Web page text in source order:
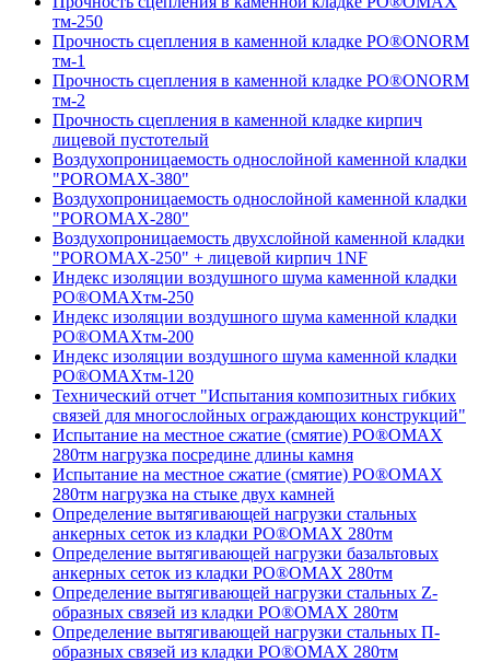
тм-250
Прочность сцепления в каменной кладке PO®ONORM
тм-1
Прочность сцепления в каменной кладке PO®ONORM
тм-2
Прочность сцепления в каменной кладке кирпич
лицевой пустотелый
Воздухопроницаемость однослойной каменной кладки
"POROMAX-380"
Воздухопроницаемость однослойной каменной кладки
"POROMAX-280"
Воздухопроницаемость двухслойной каменной кладки
"POROMAX-250" + лицевой кирпич 1NF
Индекс изоляции воздушного шума каменной кладки
PO®OMAXтм-250
Индекс изоляции воздушного шума каменной кладки
PO®OMAXтм-200
Индекс изоляции воздушного шума каменной кладки
PO®OMAXтм-120
Технический отчет "Испытания композитных гибких
связей для многослойных ограждающих конструкций"
Испытание на местное сжатие (смятие) PO®OMAX
280тм нагрузка посредине длины камня
Испытание на местное сжатие (смятие) PO®OMAX
280тм нагрузка на стыке двух камней
Определение вытягивающей нагрузки стальных
анкерных сеток из кладки PO®OMAX 280тм
Определение вытягивающей нагрузки базальтовых
анкерных сеток из кладки PO®OMAX 280тм
Определение вытягивающей нагрузки стальных Z-
образных связей из кладки PO®OMAX 280тм
Определение вытягивающей нагрузки стальных П-
образных связей из кладки PO®OMAX 280тм